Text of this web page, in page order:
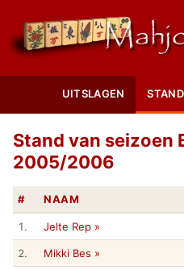
UITSLAGEN
Stand van seizoen
2005/2006
# NAAM
1. Jelte Rep »
2. Mikki Bes »